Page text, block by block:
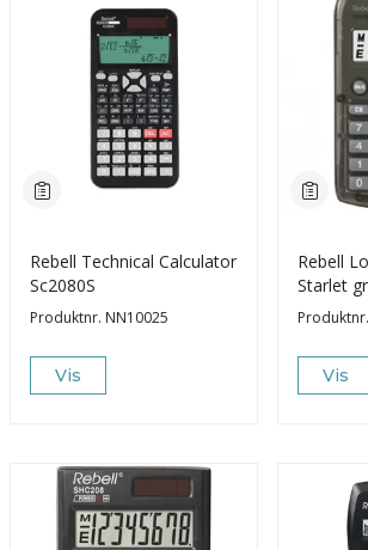
Rebell Technical Calculator
Sc2080S
Produktnr. NN10025
Vis
Rebell
Starlet
Produktnr.
Vis